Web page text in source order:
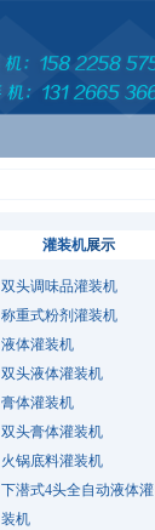
灌装机展示
双头调味品灌装机
称重式粉剂灌装机
液体灌装机
双头液体灌装机
膏体灌装机
双头膏体灌装机
火锅底料灌装机
下潜式4头全自动液体灌
装机